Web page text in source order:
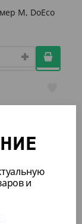
М, DoEco
S,
и